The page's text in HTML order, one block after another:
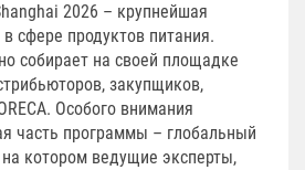
2026 – крупнейшая
сфере продуктов питания.
собирает на своей площадке
закупщиков,
Особого внимания
часть программы – глобальный
котором ведущие эксперты,